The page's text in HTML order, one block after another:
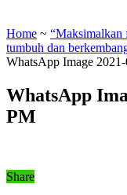
Home ~ “Maksimalkan
tumbuh dan
WhatsApp Image
WhatsApp
PM
Share